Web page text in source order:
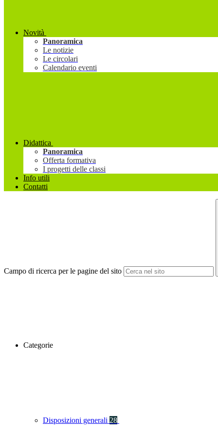
Novità
Panoramica
Le notizie
Le circolari
Calendario eventi
Didattica
Panoramica
Offerta formativa
I progetti delle classi
Info utili
Contatti
Campo di ricerca per le pagine del sito
Categorie
Disposizioni generali 28